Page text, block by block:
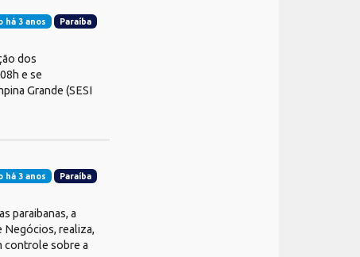
há 3 anos Paraíba
dos
e se
Grande (SESI
há 3 anos Paraíba
paraibanas, a
Negócios, realiza,
controle sobre a